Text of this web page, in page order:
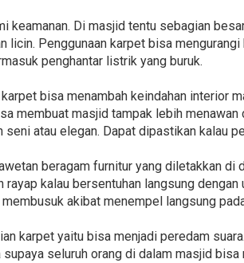
keamanan. Di masjid tentu sebagian
licin. Penggunaan karpet bisa
penghantar listrik yang buruk.
bisa menambah keindahan interior
membuat masjid tampak lebih
seni atau elegan. Dapat dipastikan kalau
beragam furnitur yang diletakkan
rayap kalau bersentuhan langsung
akibat menempel langsung
karpet yaitu bisa menjadi peredam
seluruh orang di dalam masjid